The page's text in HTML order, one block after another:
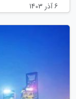
6 آذر 1403